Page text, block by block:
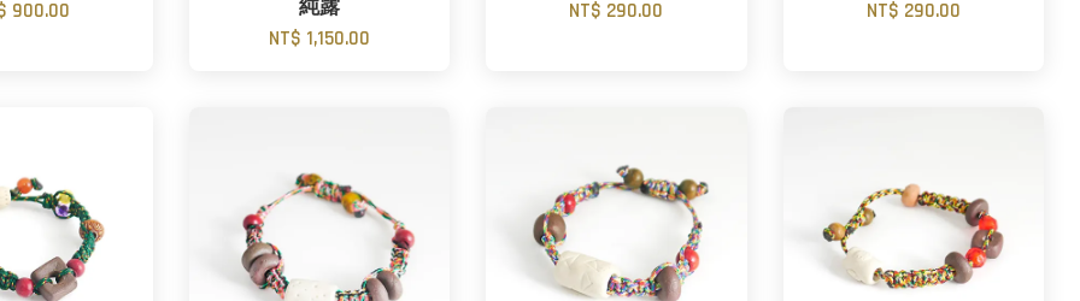
900.00
純露
NT$ 1,150.00
NT$ 290.00
NT$ 290.00